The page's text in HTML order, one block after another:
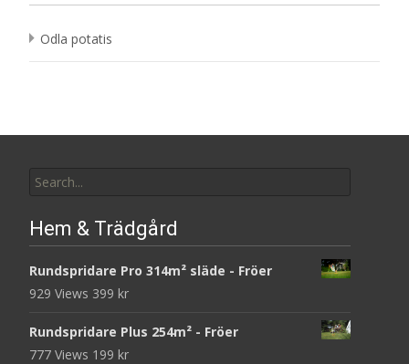
Odla potatis
for:
Hem & Trädgård
Rundspridare Pro 314m² släde - Fröer
929 Views 399 kr
Rundspridare Plus 254m² - Fröer
777 Views 199 kr